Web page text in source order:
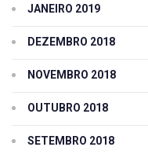
JANEIRO 2019
DEZEMBRO 2018
NOVEMBRO 2018
OUTUBRO 2018
SETEMBRO 2018